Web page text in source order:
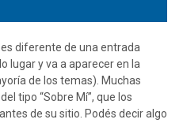
diferente de una entrada
lugar y va a aparecer en la
de los temas). Muchas
tipo “Sobre Mí”, que los
de su sitio. Podés decir algo